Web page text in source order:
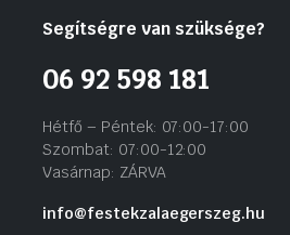
Segítségre van szüksége?
06 92 598 181
Hétfő – Péntek: 07:00-17:00
Szombat: 07:00-12:00
Vasárnap: ZÁRVA
info@festekzalaegerszeg.hu